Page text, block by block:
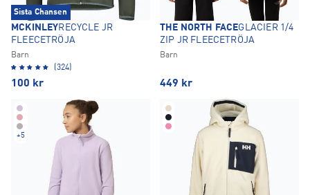
Sista Chansen
MCKINLEYRECYCLE JR
FLEECETRÖJA
Barn
(324)
100 kr
THE NORTH FACEGLACIER 1/4
ZIP JR FLEECETRÖJA
Barn
449 kr
+5